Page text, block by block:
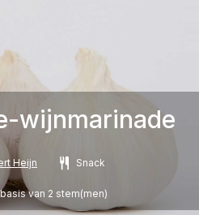
wijnmarinade
Heijn Snack
van 2 stem(men)